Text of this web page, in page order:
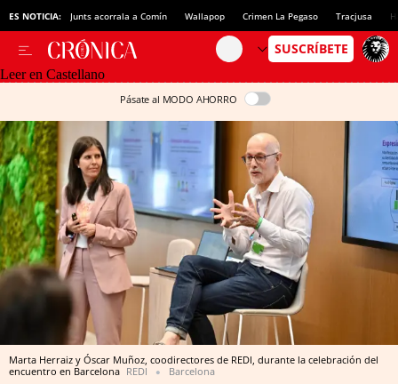
ES NOTICIA: Junts acorrala a Comín Wallapop Crimen La Pegaso Tracjusa
Leer en Castellano
Pásate al MODO AHORRO
Marta Herraiz y Óscar Muñoz, coodirectores de REDI, durante la celebración del
encuentro en Barcelona REDI Barcelona